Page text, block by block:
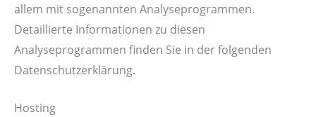
allem mit sogenannten Analyseprogrammen.
Detaillierte Informationen zu diesen
Analyseprogrammen finden Sie in der folgenden
Datenschutzerklärung.
Hosting